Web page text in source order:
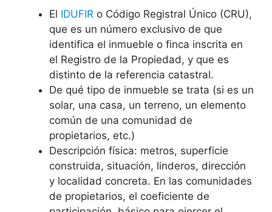
El IDUFIR o Código Registral Único (CRU),
que es un número exclusivo de que
identifica el inmueble o finca inscrita en
el Registro de la Propiedad, y que es
distinto de la referencia catastral.
De qué tipo de inmueble se trata (si es un
solar, una casa, un terreno, un elemento
común de una comunidad de
propietarios, etc.)
Descripción física: metros, superficie
construida, situación, linderos, dirección
y localidad concreta. En las comunidades
de propietarios, el coeficiente de